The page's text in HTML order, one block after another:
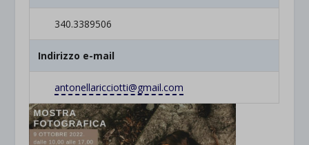
340.3389506
Indirizzo e-mail
antonellaricciotti@gmail.com